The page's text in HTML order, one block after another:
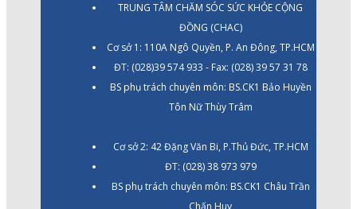
TRUNG TÂM CHĂM SÓC SỨC KHỎE CỘNG
ĐỒNG (CHAC)
Cơ sở 1: 110A Ngô Quyền, P. An Đông, TP.HCM
ĐT: (028)39 574 933 - Fax: (028) 39 57 31 78
BS phụ trách chuyên môn: BS.CK1 Bảo Huyền
Tôn Nữ Thùy Trâm
Cơ sở 2: 42 Đặng Văn Bi, P.Thủ Đức, TP.HCM
ĐT: (028) 38 973 979
BS phụ trách chuyên môn: BS.CK1 Châu Trần
Chấn Huy